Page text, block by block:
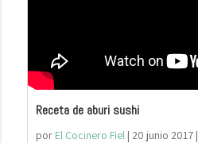
Receta de aburi sushi
por El Cocinero Fiel| 20 junio 2017|